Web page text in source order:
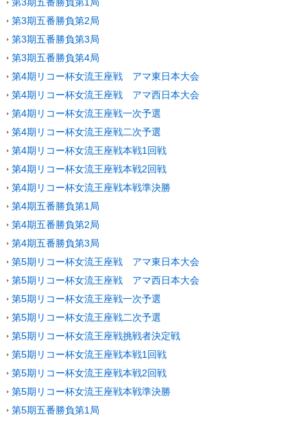
第3期五番勝負第2局
第3期五番勝負第3局
第3期五番勝負第4局
第4期リコー杯女流王座戦 アマ東日本大会
第4期リコー杯女流王座戦 アマ西日本大会
第4期リコー杯女流王座戦一次予選
第4期リコー杯女流王座戦二次予選
第4期リコー杯女流王座戦本戦1回戦
第4期リコー杯女流王座戦本戦2回戦
第4期リコー杯女流王座戦本戦準決勝
第4期五番勝負第1局
第4期五番勝負第2局
第4期五番勝負第3局
第5期リコー杯女流王座戦 アマ東日本大会
第5期リコー杯女流王座戦 アマ西日本大会
第5期リコー杯女流王座戦一次予選
第5期リコー杯女流王座戦二次予選
第5期リコー杯女流王座戦挑戦者決定戦
第5期リコー杯女流王座戦本戦1回戦
第5期リコー杯女流王座戦本戦2回戦
第5期リコー杯女流王座戦本戦準決勝
第5期五番勝負第1局